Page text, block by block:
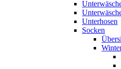
Unterhosen
Socken